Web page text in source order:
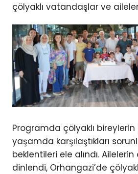
çölyaklı vatandaşlar ve
Programda çölyaklı bireylerin
yaşamda karşılaştıkları
beklentileri ele alındı.
dinlendi, Orhangazi’de